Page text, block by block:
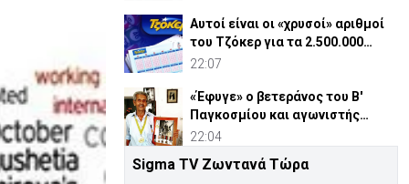
Αυτοί είναι οι «χρυσοί» αριθμοί
του Τζόκερ για τα 2.500.000
ευρώ
22:07
«Έφυγε» ο βετεράνος του Β'
Παγκοσμίου και αγωνιστής
ΕΟΚΑ, Παύλος Μ. Κασάπης
22:04
«Όχι» 9 χωρών σε ισχυρισμό
Sigma TV Ζωντανά Τώρα